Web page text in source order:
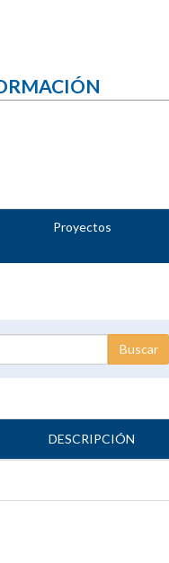
Proyectos
DESCRIPCIÓN